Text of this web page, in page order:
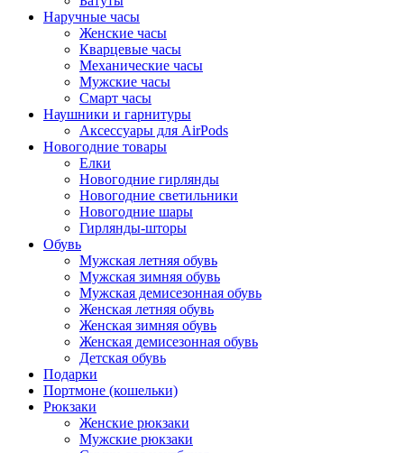
Наручные часы
Женские часы
Кварцевые часы
Механические часы
Мужские часы
Смарт часы
Наушники и гарнитуры
Аксессуары для AirPods
Новогодние товары
Елки
Новогодние гирлянды
Новогодние светильники
Новогодние шары
Гирлянды-шторы
Обувь
Мужская летняя обувь
Мужская зимняя обувь
Мужская демисезонная обувь
Женская летняя обувь
Женская зимняя обувь
Женская демисезонная обувь
Детская обувь
Подарки
Портмоне (кошельки)
Рюкзаки
Женские рюкзаки
Мужские рюкзаки